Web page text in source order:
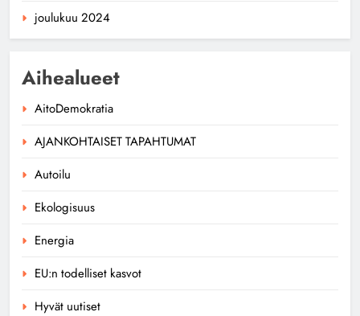
joulukuu 2024
Aihealueet
AitoDemokratia
AJANKOHTAISET TAPAHTUMAT
Autoilu
Ekologisuus
Energia
EU:n todelliset kasvot
Hyvät uutiset